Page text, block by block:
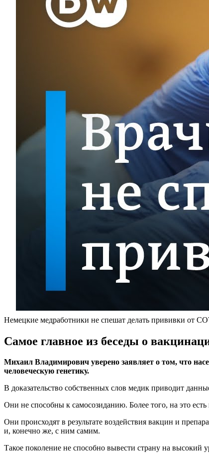
Немецкие медработники не спешат делать прививки от
Самое главное из беседы о
Михаил Владимирович уверено заявляет о том, что
человеческую генетику.
В доказательство собственных слов медик приводит
Они не способны к самосозиданию. Более того, на это
Они происходят в результате воздействия вакцин и
и, конечно же, с ним самим.
Такое поколение не способно вывести страну на высокий